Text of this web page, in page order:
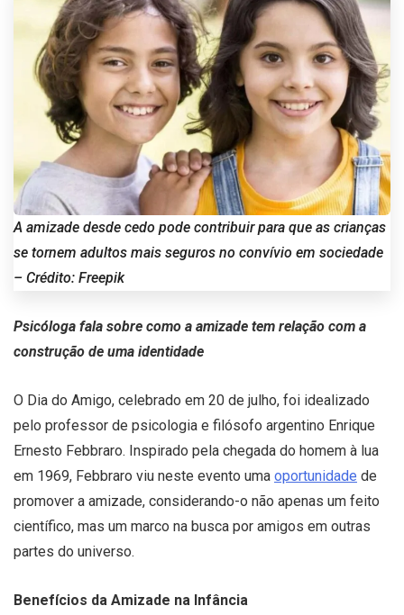
A amizade desde cedo pode contribuir para que as crianças
se tornem adultos mais seguros no convívio em sociedade
– Crédito: Freepik
Psicóloga fala sobre como a amizade tem relação com a
construção de uma identidade
O Dia do Amigo, celebrado em 20 de julho, foi idealizado
pelo professor de psicologia e filósofo argentino Enrique
Ernesto Febbraro. Inspirado pela chegada do homem à lua
em 1969, Febbraro viu neste evento uma oportunidade de
promover a amizade, considerando-o não apenas um feito
científico, mas um marco na busca por amigos em outras
partes do universo.
Benefícios da Amizade na Infância